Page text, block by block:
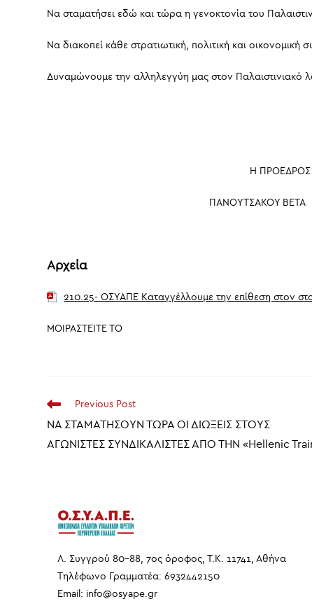
Να σταματήσει εδώ και τώρα η γενοκτονία του
Να διακοπεί κάθε στρατιωτική, πολιτική και
Δυναμώνουμε την αλληλεγγύη μας στον Παλαιστινιακό
Η
ΠΑΝΟΥΤΣΑΚΟΥ
Αρχεία
210.25- ΟΣΥΑΠΕ Καταγγέλλουμε την επίθεση στον
ΜΟΙΡΑΣΤΕΙΤΕ ΤΟ
Read
articles
Previous Post
ΝΑ ΣΤΑΜΑΤΗΣΟΥΝ ΤΩΡΑ ΟΙ ΔΙΩΞΕΙΣ ΣΤΟΥΣ
ΑΓΩΝΙΣΤΕΣ ΣΥΝΔΙΚΑΛΙΣΤΕΣ ΑΠΟ ΤΗΝ «Hellenic
Λ. Συγγρού 80-88, 7ος όροφος, Τ.Κ. 11741, Αθήνα
Τηλέφωνο Γραμματέα: 6932442150
Email: info@osyape.gr